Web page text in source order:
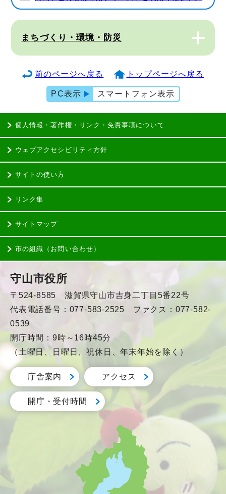
まちづくり・環境・防災
前のページへ戻る トップページへ戻る
PC表示 スマートフォン表示
個人情報・著作権・リンク・免責事項について
ウェブアクセシビリティ方針
サイトの使い方
リンク集
サイトマップ
市の組織（お問い合わせ）
守山市役所
〒524-8585 滋賀県守山市吉身二丁目5番22号
代表電話番号：077-583-2525 ファクス：077-582-
0539
開庁時間：9時～16時45分
（土曜日、日曜日、祝休日、年末年始を除く）
庁舎案内 アクセス
開庁・受付時間